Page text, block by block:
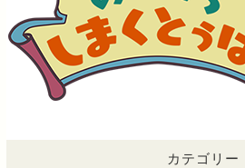
カテゴリー